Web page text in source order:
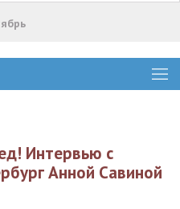
Интервью с
Анной Савиной